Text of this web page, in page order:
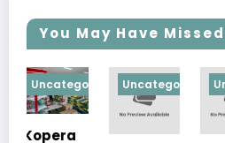
You May Have Missed
Uncategorized Uncategorized